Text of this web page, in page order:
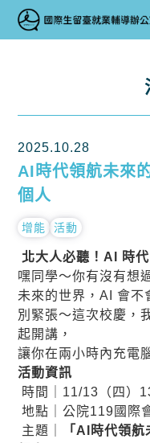
2025.10.28
AI時代領航未來
個人
增能 活動
北大人必聽！AI 時
嘿同學～你有沒有想
未來的世界，AI 會不
別緊張～這次校慶，
起開講，
讓你在兩小時內充電
活動資訊
時間｜11/13（四）
地點｜公院119國際
主題｜
「AI時代領